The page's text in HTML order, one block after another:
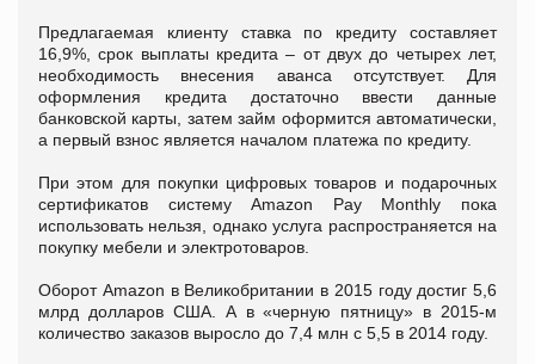
Предлагаемая клиенту ставка по кредиту составляет
16,9%, срок выплаты кредита – от двух до четырех лет,
необходимость внесения аванса отсутствует. Для
оформления кредита достаточно ввести данные
банковской карты, затем займ оформится автоматически,
а первый взнос является началом платежа по кредиту.
При этом для покупки цифровых товаров и подарочных
сертификатов систему Amazon Pay Monthly пока
использовать нельзя, однако услуга распространяется на
покупку мебели и электротоваров.
Оборот Amazon в Великобритании в 2015 году достиг 5,6
млрд долларов США. А в «черную пятницу» в 2015-м
количество заказов выросло до 7,4 млн с 5,5 в 2014 году.